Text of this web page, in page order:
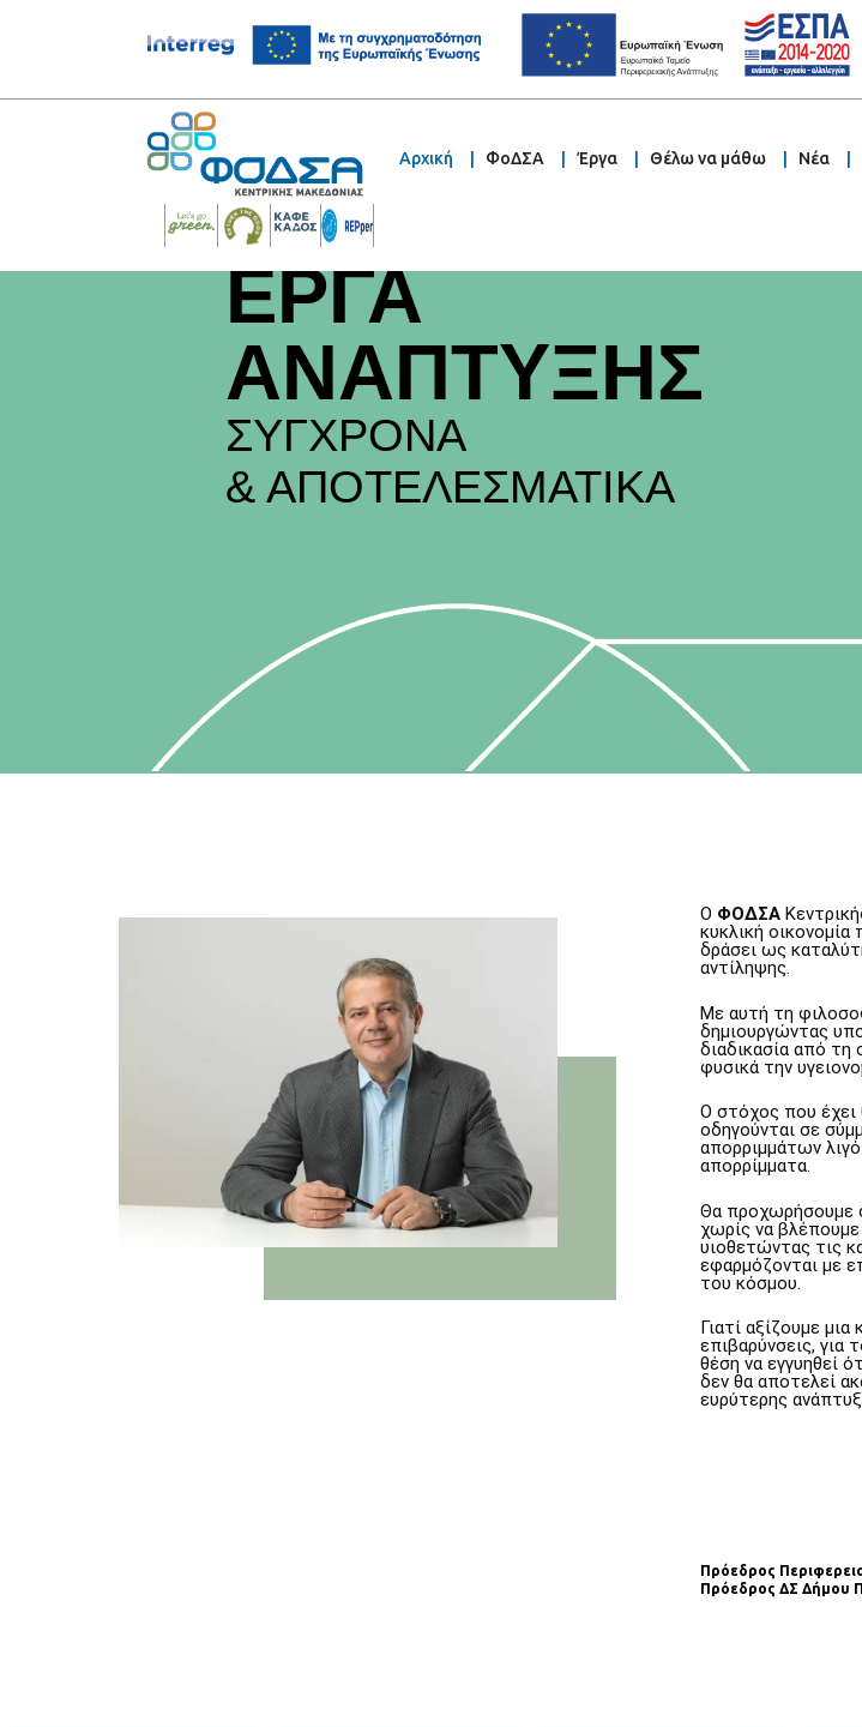
Αρχική ΦοΔΣΑ Έργα Θέλω να μάθω Νέα
ΣΥΓΧΡΟΝΑ
& ΑΠΟΤΕΛΕΣΜΑΤΙΚΑ
ΕΡΓΑ
ΑΝΑΠΤΥΞΗΣ
Ο ΦΟΔΣΑ
κυκλική οικονομία
δράσει ως
αντίληψης.
Με αυτή τη
δημιουργώντας
διαδικασία από τη
φυσικά την
Ο στόχος που έχει
οδηγούνται σε
απορριμμάτων
απορρίμματα.
Θα προχωρήσουμε
χωρίς να βλέπουμε
υιοθετώντας τις
εφαρμόζονται με
του κόσμου.
Γιατί αξίζουμε
επιβαρύνσεις, για
θέση να εγγυηθεί
δεν θα αποτελεί
ευρύτερης
Πρόεδρος
Πρόεδρος ΔΣ Δήµου